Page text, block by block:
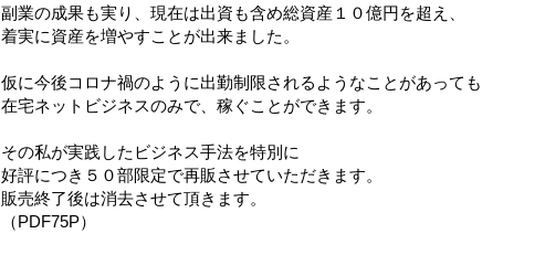
副業の成果も実り、現在は出資も含め総資産１０億円を超え、
着実に資産を増やすことが出来ました。
仮に今後コロナ禍のように出勤制限されるようなことがあっても
在宅ネットビジネスのみで、稼ぐことができます。
その私が実践したビジネス手法を特別に
好評につき５０部限定で再販させていただきます。
販売終了後は消去させて頂きます。
（PDF75P）